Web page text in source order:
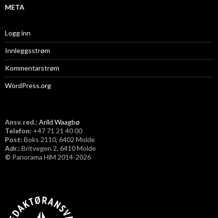
META
Logg inn
Innleggsstrøm
Kommentarstrøm
WordPress.org
Ansv. red.: Arild Waagbø
Telefon: ​+47 71 21 40 00
Post: Boks 2110, 6402 Molde
Adr.: Britvegen 2, 6410 Molde
© Panorama HiM 2014-2026